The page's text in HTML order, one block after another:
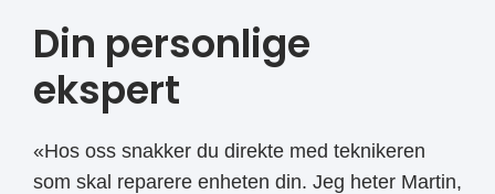
Din personlige
ekspert
«Hos oss snakker du direkte med teknikeren
som skal reparere enheten din. Jeg heter Martin,